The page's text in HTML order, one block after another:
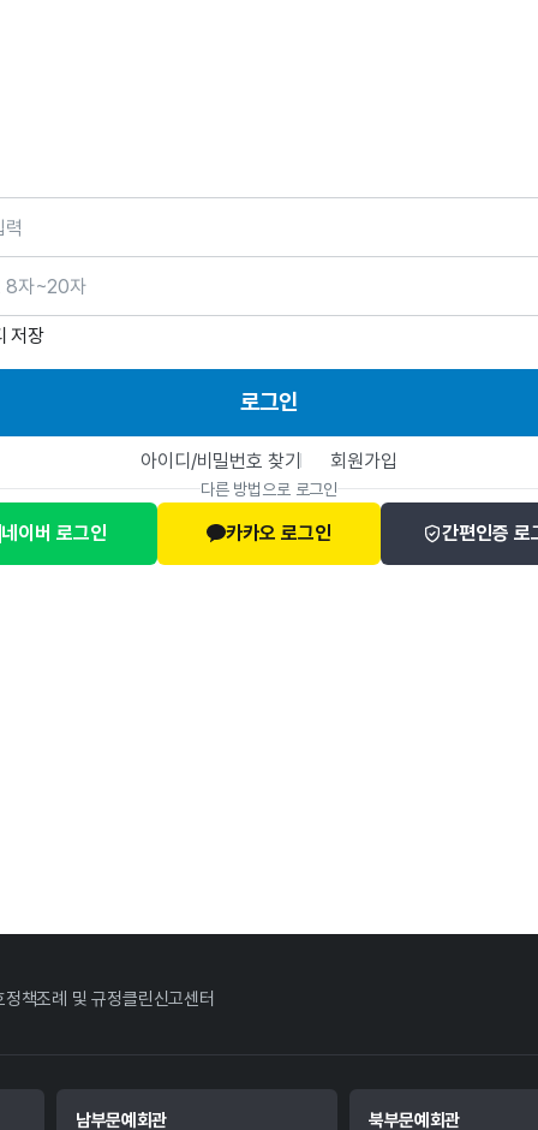
저장
로그인
아이디/비밀번호 찾기 회원가입
다른 방법으로 로그인
네이버 로그인 카카오 로그인 간편인증 로
정책조례 및 규정클린신고센터
남부문예회관 북부문예회관